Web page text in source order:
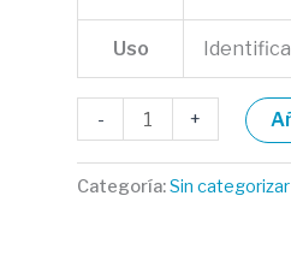
Uso
- +
Categoría:Sin categorizar